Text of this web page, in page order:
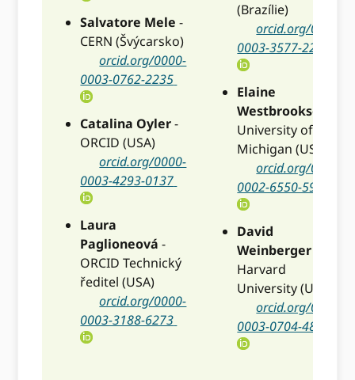
Salvatore Mele -
CERN (Švýcarsko)
orcid.org/0000-
0003-0762-2235
Catalina Oyler-
ORCID (USA)
orcid.org/0000-
0003-4293-0137
Laura
Paglioneová -
ORCID Technický
ředitel (USA)
orcid.org/0000-
0003-3188-6273
(Brazílie)
orcid.org/0000-
0003-3577-2265
Elaine
Westbrooksová
University of
Michigan (USA)
orcid.org/0000-
0002-6550-5910
David
Weinberger
Harvard
University (USA)
orcid.org/0000-
0003-0704-4834